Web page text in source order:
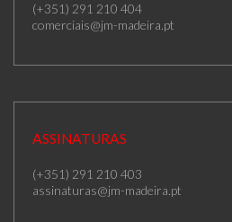
(+351) 291 210 404
comerciais@jm-madeira.pt
ASSINATURAS
(+351) 291 210 403
assinaturas@jm-madeira.pt